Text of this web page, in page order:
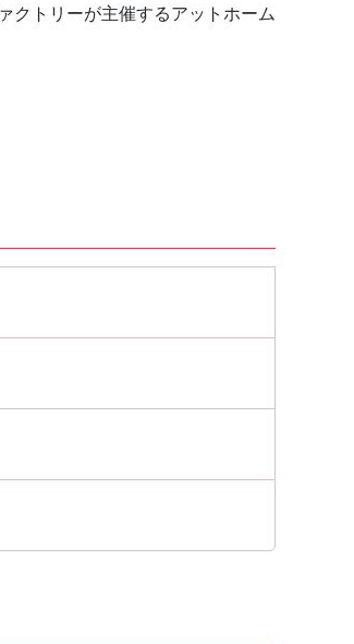
クトリーが主催するアットホーム